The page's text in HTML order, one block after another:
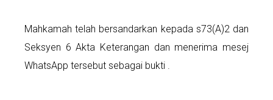
Mahkamah telah bersandarkan kepada s73(A)2 dan
Seksyen 6 Akta Keterangan dan menerima mesej
WhatsApp tersebut sebagai bukti .